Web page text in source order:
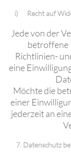
i) Recht auf
Jede von der
betroffene
Richtlinien-
eine
Möchte die
einer
jederzeit an
7. Datenschutz